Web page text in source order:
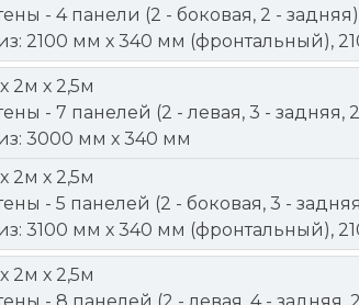
- 4 панели (2 - боковая, 2 - задняя)
2100 мм х 340 мм (фронтальный),
2м х 2,5м
- 7 панелей (2 - левая, 3 - задняя,
3000 мм х 340 мм
2м х 2,5м
- 5 панелей (2 - боковая, 3 -
3100 мм х 340 мм (фронтальный),
2м х 2,5м